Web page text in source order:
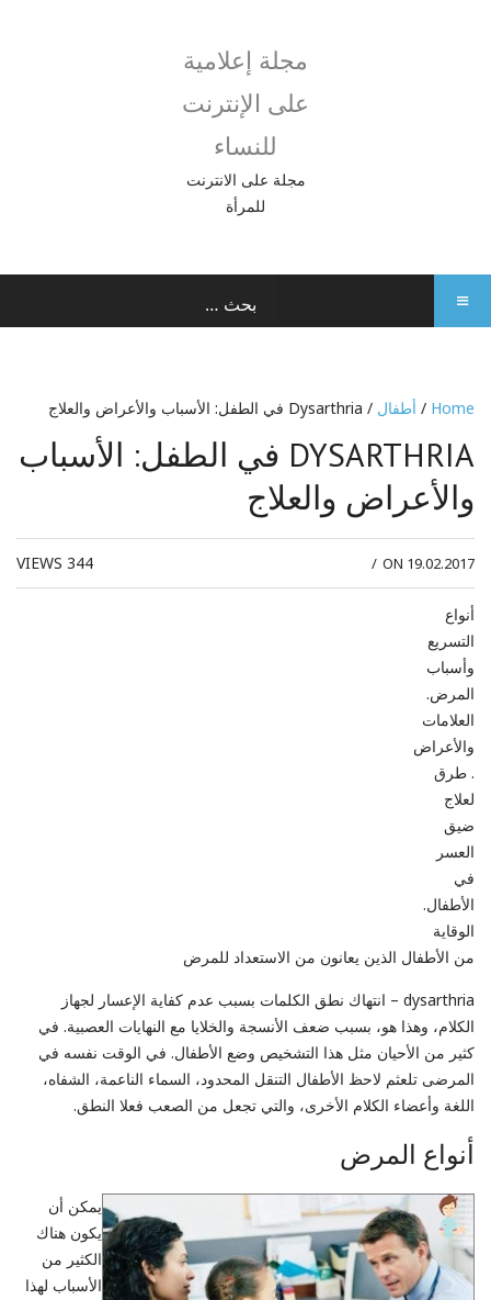
مجلة إعلامية
على الإنترنت
للنساء
مجلة على الانترنت
للمرأة
Home
/ أطفال / Dysarthria في الطفل: الأسباب والأعراض والعلاج
DYSARTHRIA في الطفل: الأسباب
والأعراض والعلاج
ON 19.02.2017
/
344
VIEWS
أنواع
التسريع
وأسباب
المرض.
العلامات
والأعراض
. طرق
لعلاج
ضيق
العسر
في
الأطفال.
الوقاية
من الأطفال الذين يعانون من الاستعداد للمرض
dysarthria – انتهاك نطق الكلمات بسبب عدم كفاية الإعسار لجهاز
الكلام، وهذا هو، بسبب ضعف الأنسجة والخلايا مع النهايات العصبية. في
كثير من الأحيان مثل هذا التشخيص وضع الأطفال. في الوقت نفسه في
المرضى تلعثم لاحظ الأطفال التنقل المحدود، السماء الناعمة، الشفاه،
اللغة وأعضاء الكلام الأخرى، والتي تجعل من الصعب فعلا النطق.
أنواع المرض
يمكن أن
يكون هناك
الكثير من
الأسباب لهذا